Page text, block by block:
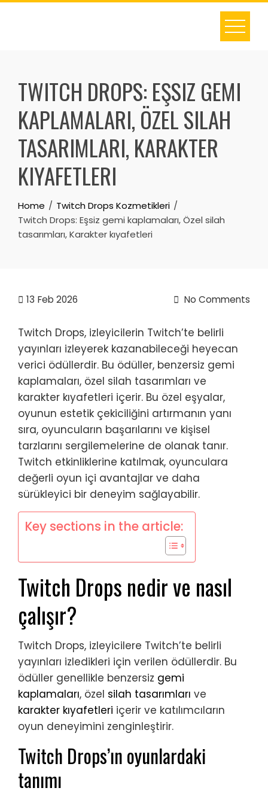
Skip
TWITCH DROPS: EŞSIZ GEMI
KAPLAMALARI, ÖZEL SILAH
TASARIMLARI, KARAKTER
KIYAFETLERI
Home
Twitch Drops Kozmetikleri
Twitch Drops: Eşsiz gemi kaplamaları, Özel silah
tasarımları, Karakter kıyafetleri
13 Feb 2026 No Comments
Twitch Drops, izleyicilerin Twitch’te belirli
yayınları izleyerek kazanabileceği heyecan
verici ödüllerdir. Bu ödüller, benzersiz gemi
kaplamaları, özel silah tasarımları ve
karakter kıyafetleri içerir. Bu özel eşyalar,
oyunun estetik çekiciliğini artırmanın yanı
sıra, oyuncuların başarılarını ve kişisel
tarzlarını sergilemelerine de olanak tanır.
Twitch etkinliklerine katılmak, oyunculara
değerli oyun içi avantajlar ve daha
sürükleyici bir deneyim sağlayabilir.
Key sections in the article:
Twitch Drops nedir ve nasıl
çalışır?
Twitch Drops, izleyicilere Twitch’te belirli
yayınları izledikleri için verilen ödüllerdir. Bu
ödüller genellikle benzersiz gemi
kaplamaları, özel silah tasarımları ve
karakter kıyafetleri içerir ve katılımcıların
oyun deneyimini zenginleştirir.
Twitch Drops’ın oyunlardaki
tanımı